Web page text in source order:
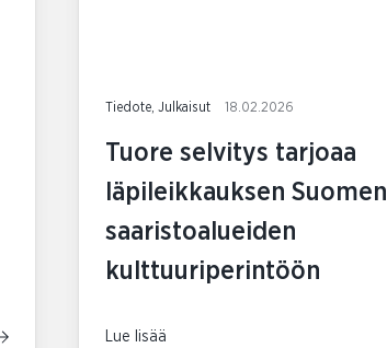
Tiedote, Julkaisut 18.02.2026
Tuore selvitys tarjoaa
läpileikkauksen Suomen
saaristoalueiden
kulttuuriperintöön
Lue lisää